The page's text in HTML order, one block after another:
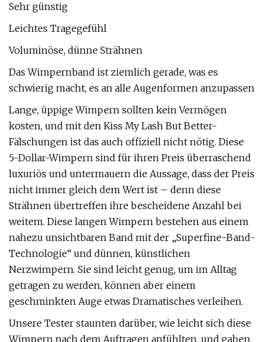
Sehr günstig
Leichtes Tragegefühl
Voluminöse, dünne Strähnen
Das Wimpernband ist ziemlich gerade, was es
schwierig macht, es an alle Augenformen anzupassen
Lange, üppige Wimpern sollten kein Vermögen
kosten, und mit den Kiss My Lash But Better-
Fälschungen ist das auch offiziell nicht nötig. Diese
5-Dollar-Wimpern sind für ihren Preis überraschend
luxuriös und untermauern die Aussage, dass der Preis
nicht immer gleich dem Wert ist – denn diese
Strähnen übertreffen ihre bescheidene Anzahl bei
weitem. Diese langen Wimpern bestehen aus einem
nahezu unsichtbaren Band mit der „Superfine-Band-
Technologie“ und dünnen, künstlichen
Nerzwimpern. Sie sind leicht genug, um im Alltag
getragen zu werden, können aber einem
geschminkten Auge etwas Dramatisches verleihen.
Unsere Tester staunten darüber, wie leicht sich diese
Wimpern nach dem Auftragen anfühlten, und gaben